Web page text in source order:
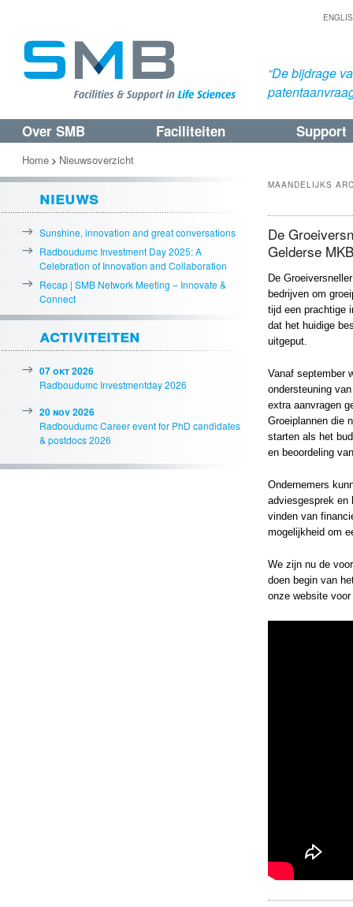
“De bijdrage
Spring
naar
de
primaire
inhoud
Spring
naar
de
secundaire
inhoud
Over SMB Faciliteiten Support
MAANDELIJKS
De
Gelderse
De
bedrijven om
tijd een prachtige
dat het huidige
uitgeput.
Vanaf september
ondersteuning
extra aanvragen
Groeiplannen die
starten als het
en beoordeling
Ondernemers
adviesgesprek en
vinden van
mogelijkheid om
We zijn nu de
doen begin van
onze website voor
Home > Nieuwsoverzicht
nieuws
Sunshine, innovation and great conversations
Radboudumc Investment Day 2025: A
Celebration of Innovation and Collaboration
Recap | SMB Network Meeting – Innovate &
Connect
activiteiten
07 okt 2026
Radboudumc Investmentday 2026
20 nov 2026
Radboudumc Career event for PhD candidates
& postdocs 2026